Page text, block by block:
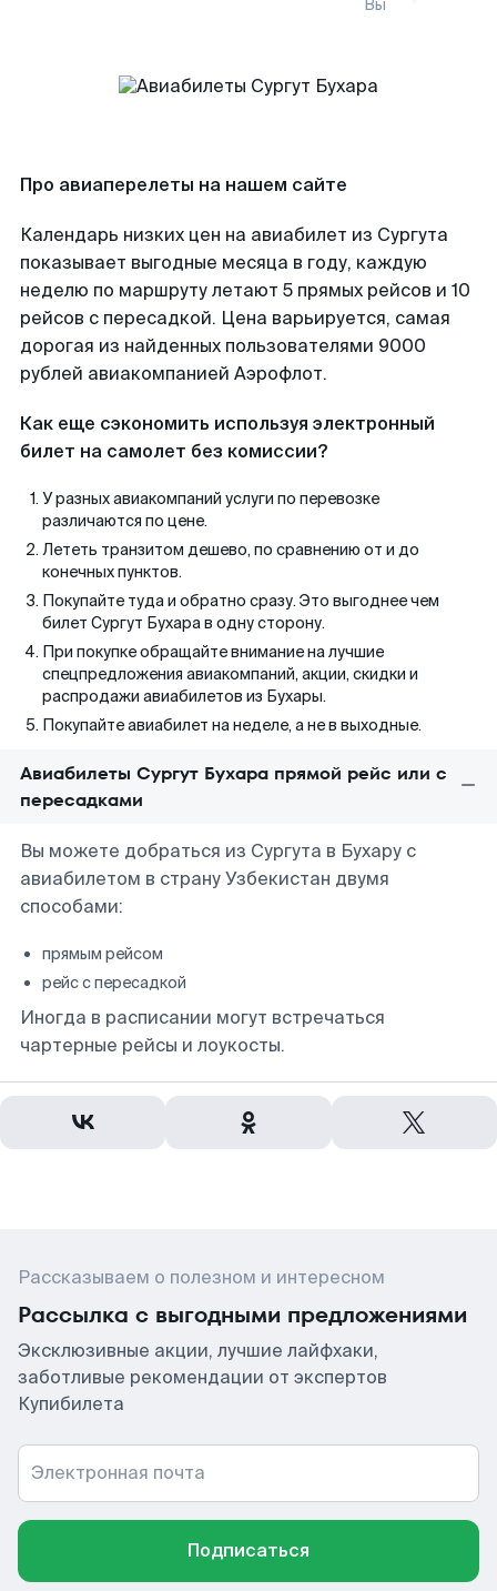
Вы
Про авиаперелеты на нашем сайте
Календарь низких цен на авиабилет из Сургута
показывает выгодные месяца в году, каждую
неделю по маршруту летают 5 прямых рейсов и 10
рейсов с пересадкой. Цена варьируется, самая
дорогая из найденных пользователями 9000
рублей авиакомпанией Аэрофлот.
Как еще сэкономить используя электронный
билет на самолет без комиссии?
У разных авиакомпаний услуги по перевозке
различаются по цене.
Лететь транзитом дешево, по сравнению от и до
конечных пунктов.
Покупайте туда и обратно сразу. Это выгоднее чем
билет Сургут Бухара в одну сторону.
При покупке обращайте внимание на лучшие
спецпредложения авиакомпаний, акции, скидки и
распродажи авиабилетов из Бухары.
Покупайте авиабилет на неделе, а не в выходные.
Авиабилеты Сургут Бухара прямой рейс или с
пересадками
Вы можете добраться из Сургута в Бухару с
авиабилетом в страну Узбекистан двумя
способами:
прямым рейсом
рейс с пересадкой
Иногда в расписании могут встречаться
чартерные рейсы и лоукосты.
Рассказываем о полезном и интересном
Рассылка с выгодными предложениями
Эксклюзивные акции, лучшие лайфхаки,
заботливые рекомендации от экспертов
Купибилета
Электронная почта
Подписаться